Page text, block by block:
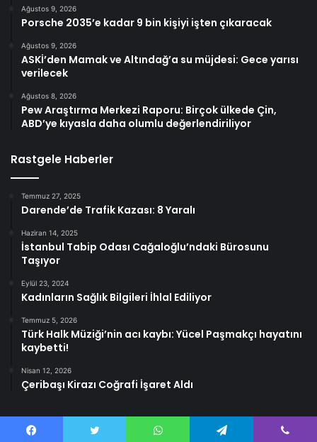
Ağustos 9, 2026
Porsche 2035’e kadar 9 bin kişiyi işten çıkaracak
Ağustos 9, 2026
ASKİ’den Mamak ve Altındağ’a su müjdesi: Gece yarısı
verilecek
Ağustos 8, 2026
Pew Araştırma Merkezi Raporu: Birçok ülkede Çin,
ABD’ye kıyasla daha olumlu değerlendiriliyor
Rastgele Haberler
Temmuz 27, 2025
Darende’de Trafik Kazası: 8 Yaralı
Haziran 14, 2025
İstanbul Tabip Odası Cağaloğlu’ndaki Bürosunu
Taşıyor
Eylül 23, 2024
Kadınların Sağlık Bilgileri İhlal Ediliyor
Temmuz 5, 2026
Türk Halk Müziği’nin acı kaybı: Yücel Paşmakçı hayatını
kaybetti!
Nisan 12, 2026
Çeribaşı Kirazı Coğrafi İşaret Aldı